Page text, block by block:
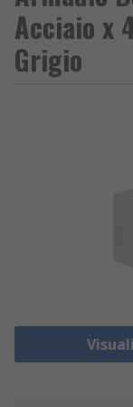
Acciaio x
Grigio